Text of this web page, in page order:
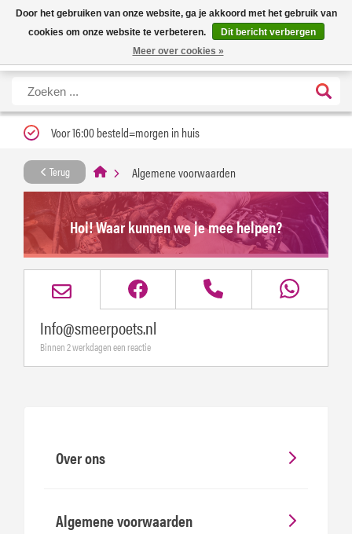
Nieuwe levertijd: 1 tot 3 werkdagen | Nu 25% korting op gehele assortiment
Carfume met kortingscode ''verfrissend''
X
Voor 16:00 besteld=morgen in huis
Terug Algemene voorwaarden
Hoi! Waar kunnen we je mee helpen?
Info@smeerpoets.nl
Binnen 2 werkdagen een reactie
Over ons
Algemene voorwaarden
Door het gebruiken van onze website, ga je akkoord met het gebruik van
cookies om onze website te verbeteren.
Dit bericht verbergen
Meer over cookies »